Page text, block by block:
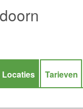
Locaties Tarieven